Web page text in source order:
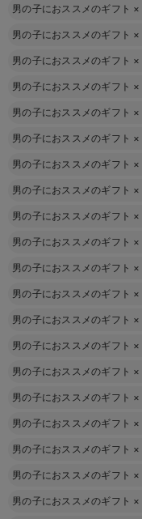
男の子におススメのギフト ×
男の子におススメのギフト ×
男の子におススメのギフト ×
男の子におススメのギフト ×
男の子におススメのギフト ×
男の子におススメのギフト ×
男の子におススメのギフト ×
男の子におススメのギフト ×
男の子におススメのギフト ×
男の子におススメのギフト ×
男の子におススメのギフト ×
男の子におススメのギフト ×
男の子におススメのギフト ×
男の子におススメのギフト ×
男の子におススメのギフト ×
男の子におススメのギフト ×
男の子におススメのギフト ×
男の子におススメのギフト ×
男の子におススメのギフト ×
男の子におススメのギフト ×